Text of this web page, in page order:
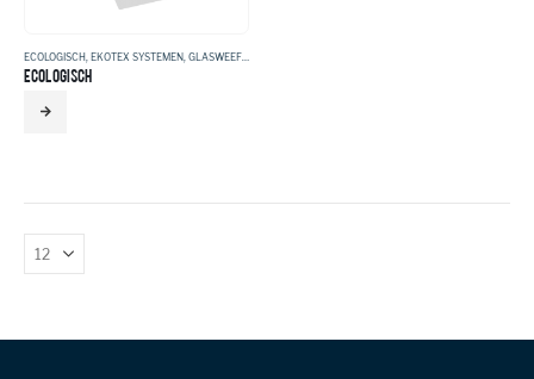
ECOLOGISCH EKOTEX SYSTEMEN GLASWEEFSEL
ECOLOGISCH